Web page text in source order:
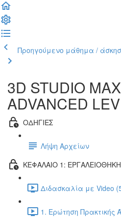
Προηγούμενο μάθημα /
3D STUDIO
ADVANCED
ΟΔΗΓΙΕΣ
Λήψη Αρχείων
ΚΕΦΑΛΑΙΟ 1: ΕΡΓΑΛΕΙΟΘΗΚΗ
Διδασκαλία με Video
1. Ερώτηση Πρακτικής